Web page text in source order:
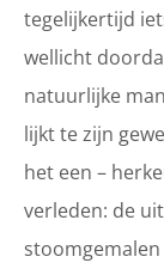
tegelijkertijd
wellicht
natuurlijke
lijkt te zijn
het een –
verleden: de